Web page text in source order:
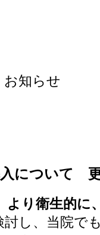
お知らせ
について
より衛生的に
討し、当院で